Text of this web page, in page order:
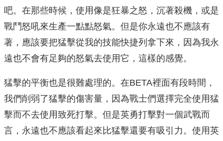
吧。在那些時候，使用像是狂暴之怒，沉著殺機，或是
戰鬥怒吼來生產一點點怒氣。但是你永遠也不應該有
著，應該要把猛擊從我的技能快捷列拿下來，因為我永
遠也不會有足夠的怒氣去使用它，這樣的感覺。
猛擊的平衡也是很難處理的。在BETA裡面有段時間，
我們削弱了猛擊的傷害量，因為戰士們選擇完全使用猛
擊而不去使用致死打擊。但是英勇打擊對一個武戰而
言，永遠也不應該看起來比猛擊還要有吸引力。使用英